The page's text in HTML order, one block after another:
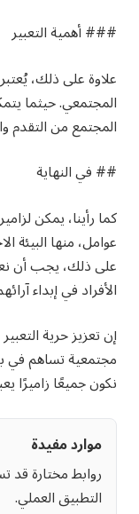
### أهمية التعبير
علاوة على ذلك،
المجتمعي. حيثما
المجتمع من التقدم
## في النهاية
كما رأينا، يمكن
عوامل، منها البيئة
على ذلك، يجب أن
الأفراد في إبداء
إن تعزيز حرية
مجتمعية تساهم في
نكون جميعًا زاميرًا
موارد مفيدة
روابط مختارة قد
التطبيق العملي.